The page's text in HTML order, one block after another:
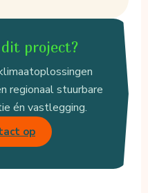
dit project?
regionaal stuurbare
én vastlegging.
op